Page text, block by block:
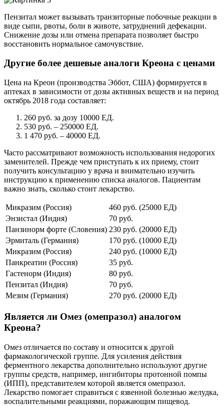
Пензитал может вызывать транзиторные побочные реакции в
виде сыпи, рвоты, боли в животе, затруднений дефекации.
Снижение дозы или отмена препарата позволяет быстро
восстановить нормальное самочувствие.
Другие более дешевые аналоги Креона с ценами
Цена на Креон (производства Эббот, США) формируется в
аптеках в зависимости от дозы активных веществ и на период
октябрь 2018 года составляет:
260 руб. за дозу 10000 ЕД.
530 руб. – 250000 ЕД.
1 470 руб. – 40000 ЕД.
Часто рассматривают возможность использования недорогих
заменителей. Прежде чем приступать к их приему, стоит
получить консультацию у врача и внимательно изучить
инструкцию к применению списка аналогов. Пациентам
важно знать, сколько стоит лекарство.
Микразим (Россия)
460 руб. (25000 ЕД)
Энзистал (Индия)
70 руб.
Панзинорм форте (Словения) 230 руб. (20000 ЕД)
Эрмиталь (Германия)
170 руб. (10000 ЕД)
Микразим (Россия)
240 руб. (10000 ЕД)
Панкреатин (Россия)
35 руб.
Гастенорм (Индия)
80 руб.
Пензитал (Индия)
70 руб.
Мезим (Германия)
270 руб. (20000 ЕД)
Является ли Омез (омепразол) аналогом
Креона?
Омез отличается по составу и относится к другой
фармакологической группе. Для усиления действия
ферментного лекарства дополнительно используют другие
группы средств, например, ингибиторы протонной помпы
(ИПП), представителем которой является омепразол.
Лекарство помогает справиться с язвенной болезнью желудка,
воспалительными реакциями, поражающим пищевод.